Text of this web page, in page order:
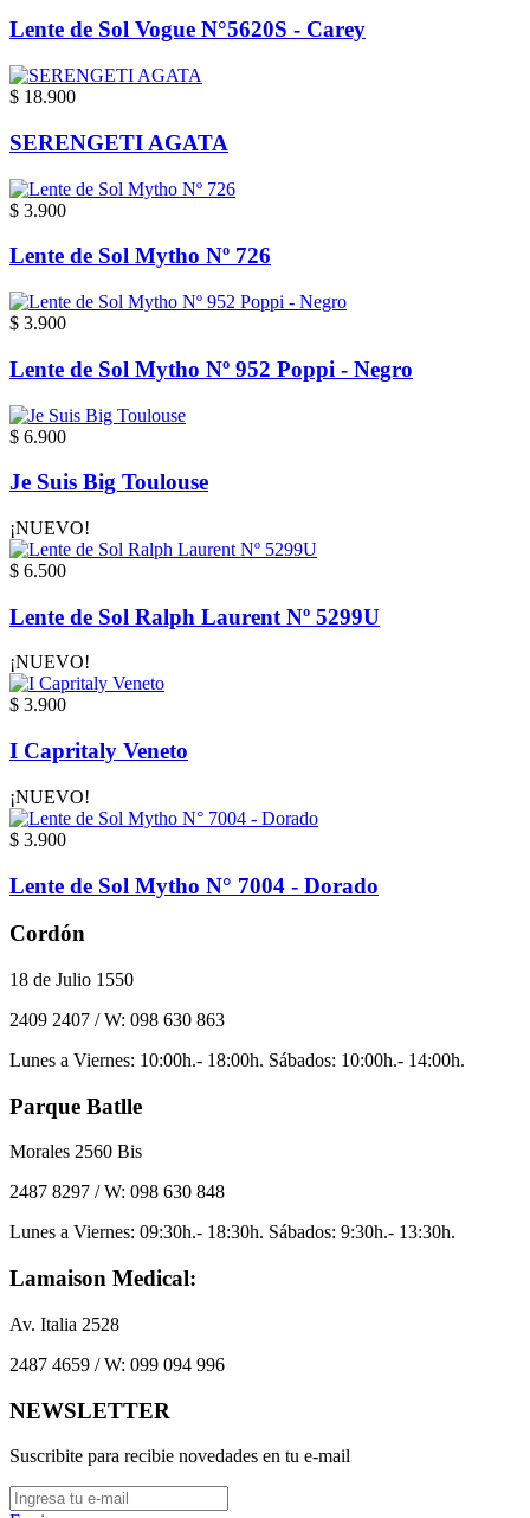
Lente de Sol Vogue N°5620S - Carey
$ 18.900
SERENGETI AGATA
$ 3.900
Lente de Sol Mytho Nº 726
$ 3.900
Lente de Sol Mytho Nº 952 Poppi - Negro
$ 6.900
Je Suis Big Toulouse
¡NUEVO!
$ 6.500
Lente de Sol Ralph Laurent Nº 5299U
¡NUEVO!
$ 3.900
I Capritaly Veneto
¡NUEVO!
$ 3.900
Lente de Sol Mytho N° 7004 - Dorado
Cordón
18 de Julio 1550
2409 2407 / W: 098 630 863
Lunes a Viernes: 10:00h.- 18:00h. Sábados: 10:00h.- 14:00h.
Parque Batlle
Morales 2560 Bis
2487 8297 / W: 098 630 848
Lunes a Viernes: 09:30h.- 18:30h. Sábados: 9:30h.- 13:30h.
Lamaison Medical:
Av. Italia 2528
2487 4659 / W: 099 094 996
NEWSLETTER
Suscribite para recibie novedades en tu e-mail